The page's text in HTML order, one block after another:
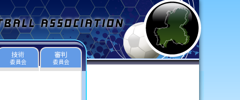
技術
委員会
審判
委員会